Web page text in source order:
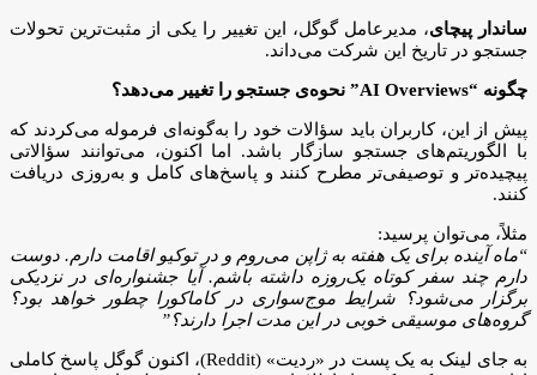
ساندار پیچای، مدیرعامل گوگل، این تغییر را یکی از مثبت‌ترین تحولات
جستجو در تاریخ این شرکت می‌داند.
چگونه “AI Overviews” نحوه‌ی جستجو را تغییر می‌دهد؟
پیش از این، کاربران باید سؤالات خود را به‌گونه‌ای فرموله می‌کردند که
با الگوریتم‌های جستجو سازگار باشد. اما اکنون، می‌توانند سؤالاتی
پیچیده‌تر و توصیفی‌تر مطرح کنند و پاسخ‌های کامل و به‌روزی دریافت
کنند.
مثلاً، می‌توان پرسید:
“ماه آینده برای یک هفته به ژاپن می‌روم و در توکیو اقامت دارم. دوست
دارم چند سفر کوتاه یک‌روزه داشته باشم. آیا جشنواره‌ای در نزدیکی
برگزار می‌شود؟ شرایط موج‌سواری در کاماکورا چطور خواهد بود؟
گروه‌های موسیقی خوبی در این مدت اجرا دارند؟”
به جای لینک به یک پست در «ردیت» (Reddit)، اکنون گوگل پاسخ کاملی